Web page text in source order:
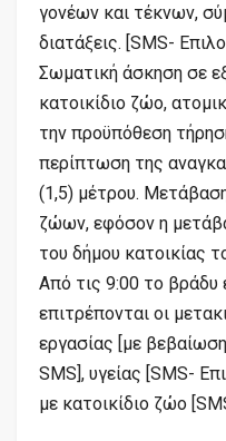
γονέων και τέκνων,
διατάξεις. [SMS-
Σωματική άσκηση σε
κατοικίδιο ζώο,
την προϋπόθεση
περίπτωση της
(1,5) μέτρου.
ζώων, εφόσον η
του δήμου κατοικίας
Από τις 9:00 το
επιτρέπονται οι
εργασίας [με
SMS], υγείας [SMS-
με κατοικίδιο ζώο